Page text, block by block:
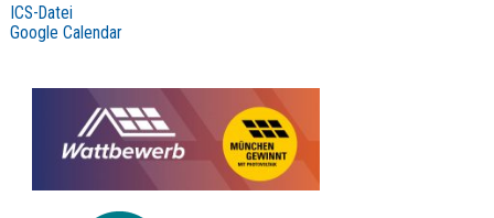
ICS-Datei
Google Calendar